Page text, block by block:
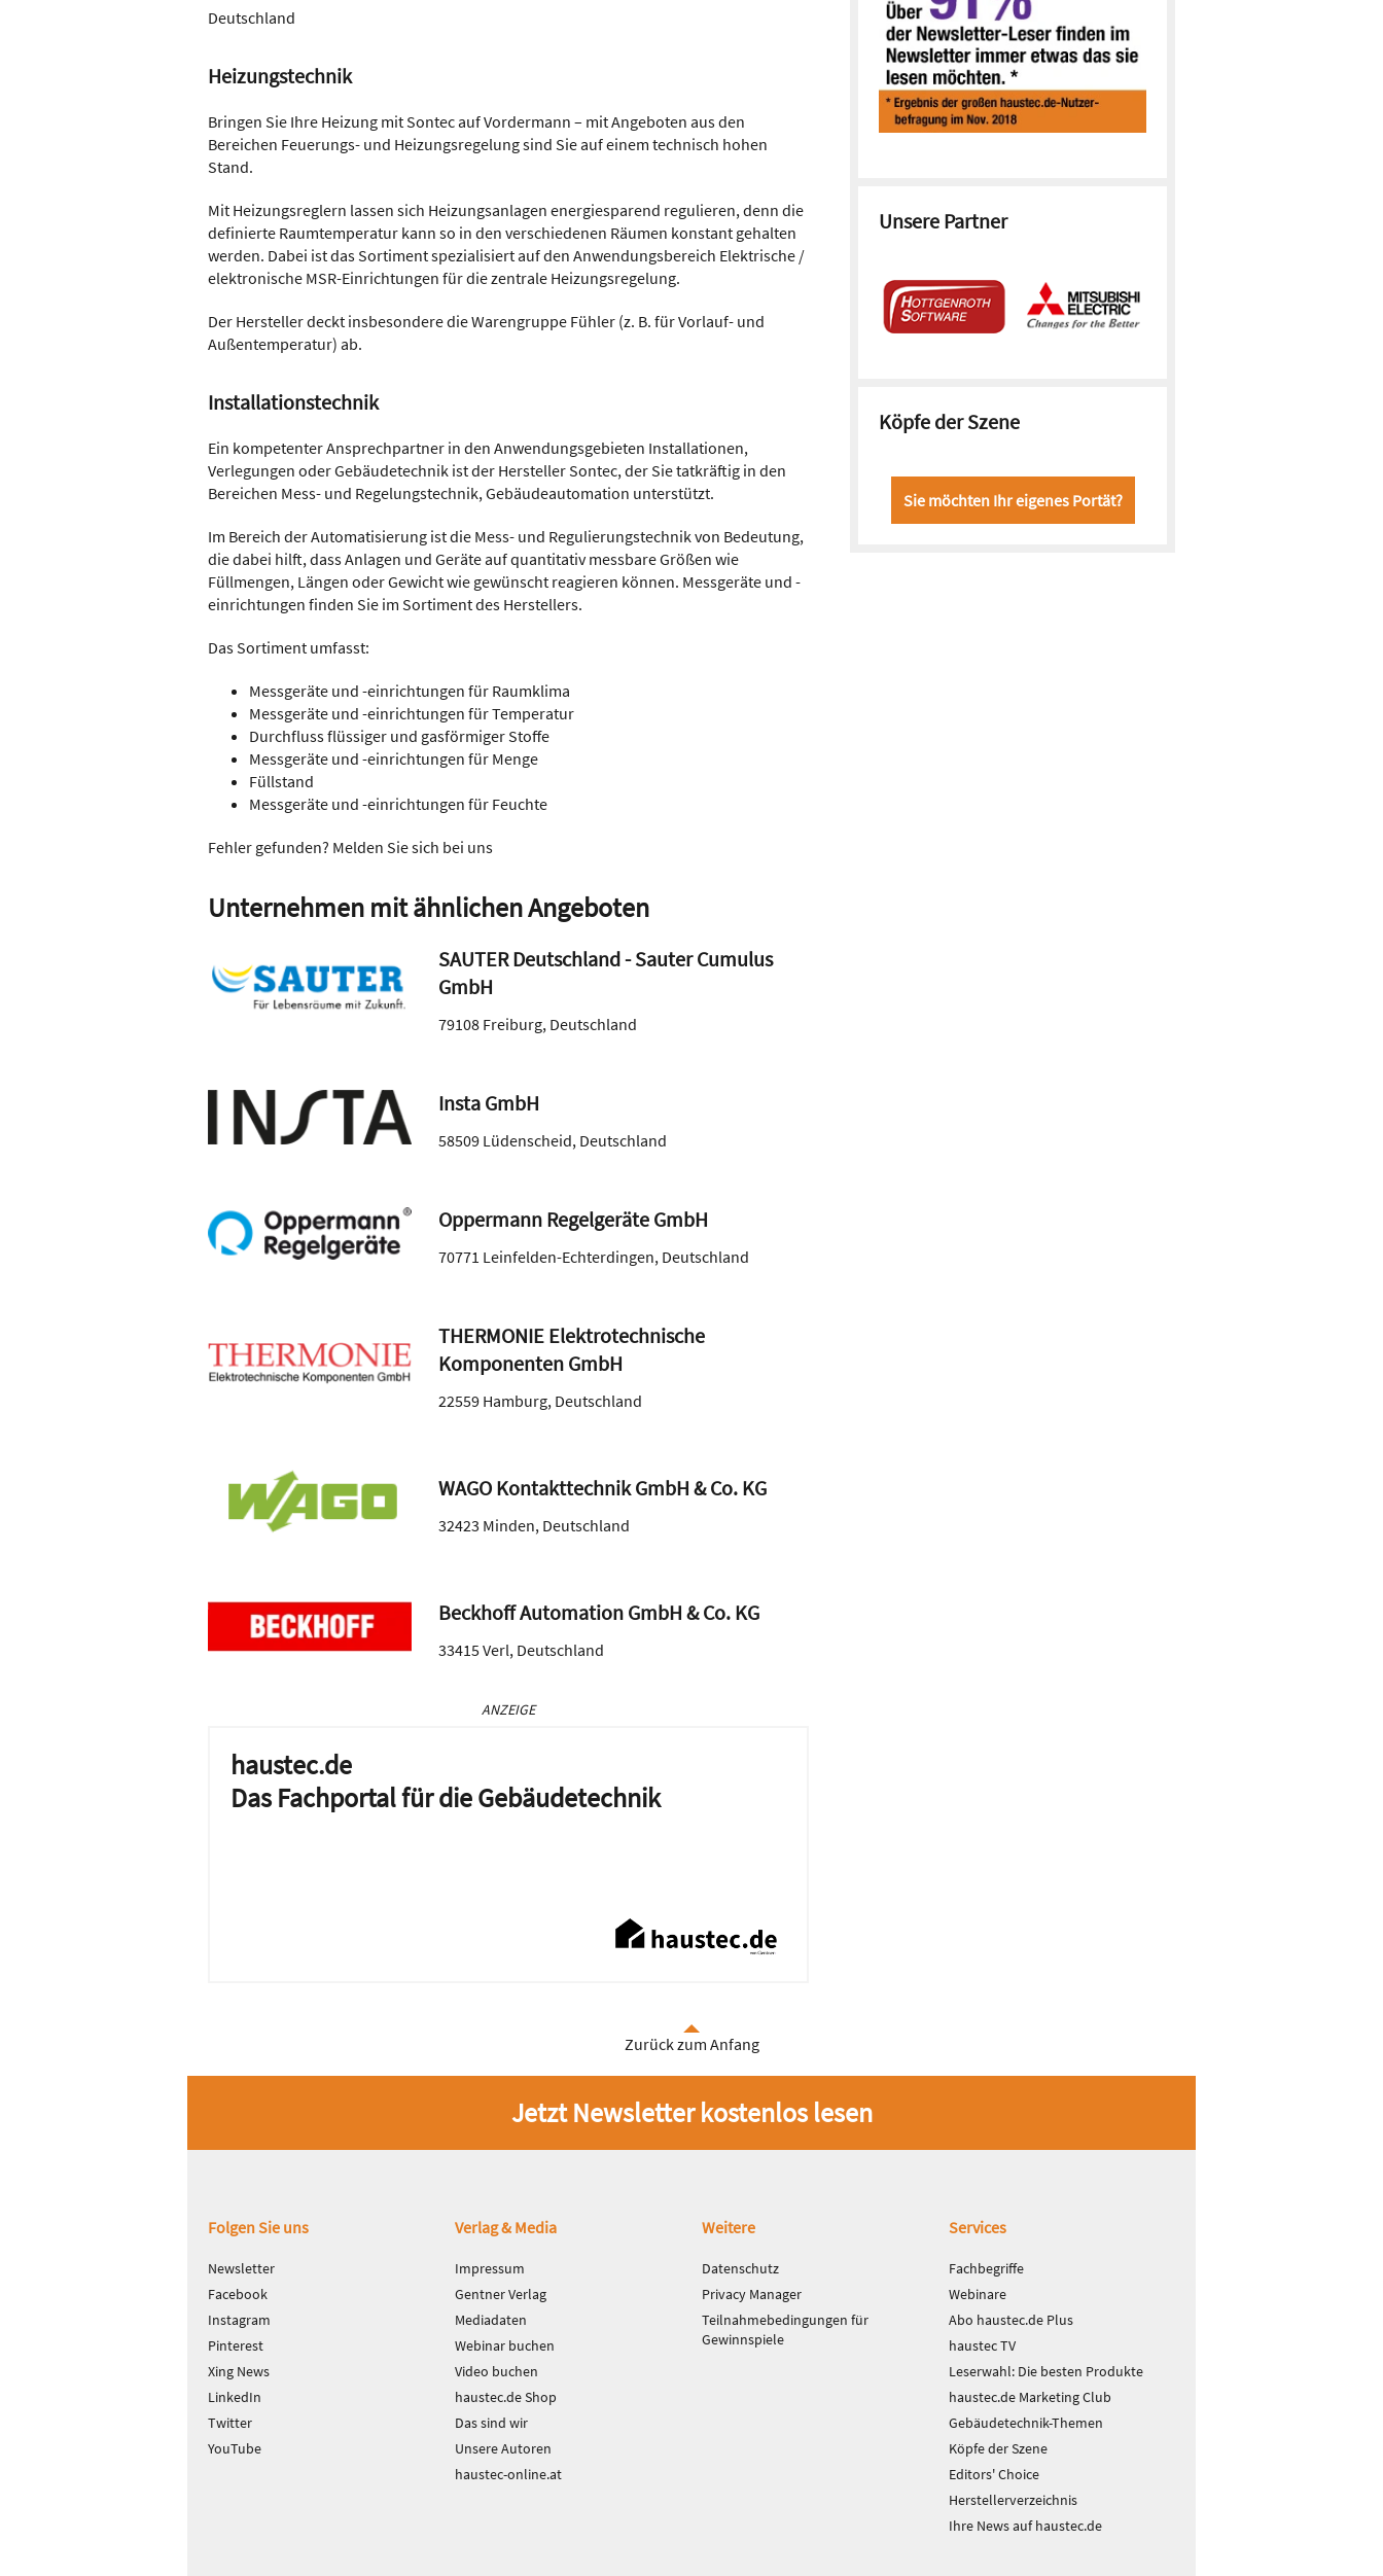
Deutschland
Heizungstechnik
Bringen Sie Ihre Heizung mit Sontec auf Vordermann – mit Angeboten aus den
Bereichen Feuerungs- und Heizungsregelung sind Sie auf einem technisch hohen
Stand.
Mit Heizungsreglern lassen sich Heizungsanlagen energiesparend regulieren, denn die
definierte Raumtemperatur kann so in den verschiedenen Räumen konstant gehalten
werden. Dabei ist das Sortiment spezialisiert auf den Anwendungsbereich Elektrische /
elektronische MSR-Einrichtungen für die zentrale Heizungsregelung.
Der Hersteller deckt insbesondere die Warengruppe Fühler (z. B. für Vorlauf- und
Außentemperatur) ab.
Installationstechnik
Ein kompetenter Ansprechpartner in den Anwendungsgebieten Installationen,
Verlegungen oder Gebäudetechnik ist der Hersteller Sontec, der Sie tatkräftig in den
Bereichen Mess- und Regelungstechnik, Gebäudeautomation unterstützt.
Im Bereich der Automatisierung ist die Mess- und Regulierungstechnik von Bedeutung,
die dabei hilft, dass Anlagen und Geräte auf quantitativ messbare Größen wie
Füllmengen, Längen oder Gewicht wie gewünscht reagieren können. Messgeräte und -
einrichtungen finden Sie im Sortiment des Herstellers.
Das Sortiment umfasst:
Messgeräte und -einrichtungen für Raumklima
Messgeräte und -einrichtungen für Temperatur
Durchfluss flüssiger und gasförmiger Stoffe
Messgeräte und -einrichtungen für Menge
Füllstand
Messgeräte und -einrichtungen für Feuchte
Fehler gefunden? Melden Sie sich bei uns
Unternehmen mit ähnlichen Angeboten
SAUTER Deutschland - Sauter Cumulus
GmbH
79108 Freiburg,Deutschland
Insta GmbH
58509 Lüdenscheid,Deutschland
Oppermann Regelgeräte GmbH
70771 Leinfelden-Echterdingen,Deutschland
THERMONIE Elektrotechnische
Komponenten GmbH
22559 Hamburg,Deutschland
WAGO Kontakttechnik GmbH & Co. KG
32423 Minden,Deutschland
Beckhoff Automation GmbH & Co. KG
33415Verl,Deutschland
ANZEIGE
haustec.de
Das Fachportal für die Gebäudetechnik
Unsere Partner
Köpfe der Szene
Sie möchten Ihr eigenes Portät?
Zurück zum Anfang
Jetzt Newsletter kostenlos lesen
Fußbereich
Folgen Sie uns
Newsletter
Facebook
Instagram
Pinterest
Xing News
LinkedIn
Twitter
YouTube
Verlag & Media
Impressum
Gentner Verlag
Mediadaten
Webinar buchen
Video buchen
haustec.de Shop
Das sind wir
Unsere Autoren
haustec-online.at
Weitere
Datenschutz
Privacy Manager
Teilnahmebedingungen für
Gewinnspiele
Services
Fachbegriffe
Webinare
Abo haustec.de Plus
haustec TV
Leserwahl: Die besten Produkte
haustec.de Marketing Club
Gebäudetechnik-Themen
Köpfe der Szene
Editors' Choice
Herstellerverzeichnis
Ihre News auf haustec.de